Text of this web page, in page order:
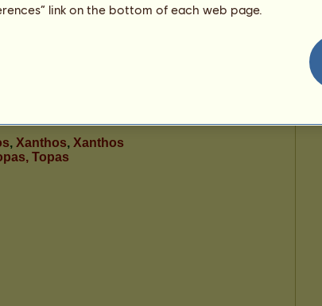
link on the bottom of each web page.